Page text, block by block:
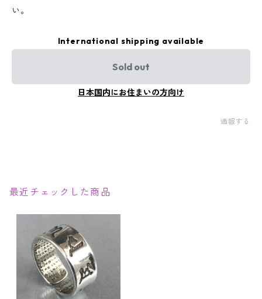
い。
International shipping available
Sold out
日本国内にお住まいの方向け
通報する
最近チェックした商品